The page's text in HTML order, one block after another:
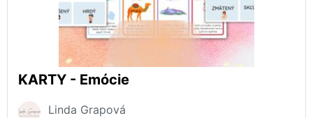
KARTY - Emócie
Linda Grapová